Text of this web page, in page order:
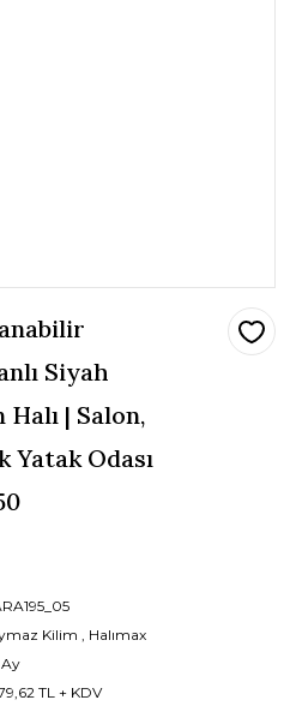
Siyah
| Salon,
Yatak Odası
Kilim , Halımax
TL + KDV